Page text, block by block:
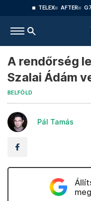
TELEX AFTER G7
A rendőrség
Szalai Ádám
BELFÖLD
Pál Tamás